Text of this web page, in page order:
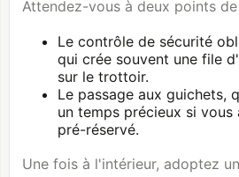
Attendez-vous à deux points
Le contrôle de sécurité
qui crée souvent une file
sur le trottoir.
Le passage aux guichets,
un temps précieux si vous
pré-réservé.
Une fois à l'intérieur, adoptez